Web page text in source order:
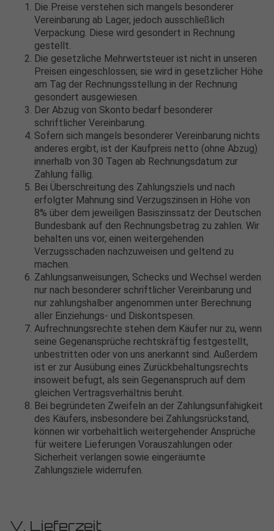
Die Preise verstehen sich mangels besonderer
Vereinbarung ab Lager, jedoch ausschließlich
Verpackung. Diese wird gesondert in Rechnung
gestellt.
Die gesetzliche Mehrwertsteuer ist nicht in unseren
Preisen eingeschlossen; sie wird in gesetzlicher Höhe
am Tag der Rechnungsstellung in der Rechnung
gesondert ausgewiesen.
Der Abzug von Skonto bedarf besonderer
schriftlicher Vereinbarung.
Sofern sich mangels besonderer Vereinbarung nichts
anderes ergibt, ist der Kaufpreis netto (ohne Abzug)
innerhalb von 30 Tagen ab Rechnungsdatum zur
Zahlung fällig.
Bei Überschreitung des Zahlungsziels und nach
erfolgter Mahnung sind Verzugszinsen in Höhe von
8% über dem jeweiligen Basiszinssatz der Deutschen
Bundesbank auf den Rechnungsbetrag zu zahlen. Wir
behalten uns vor, einen weitergehenden
Verzugsschaden nachzuweisen und geltend zu
machen.
Zahlungsanweisungen, Schecks und Wechsel werden
nur nach besonderer schriftlicher Vereinbarung und
nur zahlungshalber angenommen unter Berechnung
aller Einziehungs- und Diskontspesen.
Aufrechnungsrechte stehen dem Käufer nur zu, wenn
seine Gegenansprüche rechtskräftig festgestellt,
unbestritten oder von uns anerkannt sind. Außerdem
ist er zur Ausübung eines Zurückbehaltungsrechts
insoweit befugt, als sein Gegenanspruch auf dem
gleichen Vertragsverhältnis beruht.
Bei begründeten Zweifeln an der Zahlungsunfähigkeit
des Käufers, insbesondere bei Zahlungsrückstand,
können wir vorbehaltlich weitergehender Ansprüche
für weitere Lieferungen Vorauszahlungen oder
Sicherheit verlangen sowie eingeräumte
Zahlungsziele widerrufen.
V. Lieferzeit